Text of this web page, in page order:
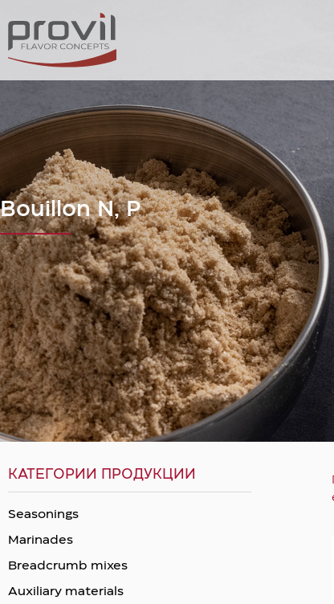
Bouillon N, P
КАТЕГОРИИ ПРОДУКЦИИ
Seasonings
Marinades
Breadcrumb mixes
Auxiliary materials